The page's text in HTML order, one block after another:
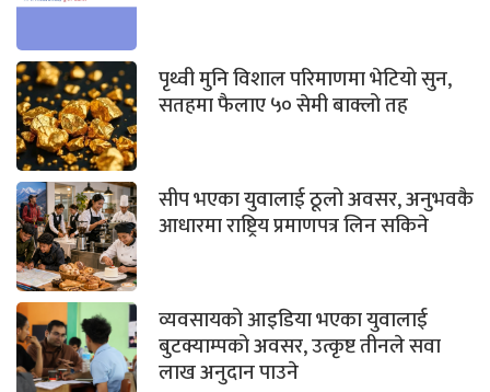
पृथ्वी मुनि विशाल परिमाणमा भेटियो सुन,
सतहमा फैलाए ५० सेमी बाक्लो तह
सीप भएका युवालाई ठूलो अवसर, अनुभवकै
आधारमा राष्ट्रिय प्रमाणपत्र लिन सकिने
व्यवसायको आइडिया भएका युवालाई
बुटक्याम्पको अवसर, उत्कृष्ट तीनले सवा
लाख अनुदान पाउने